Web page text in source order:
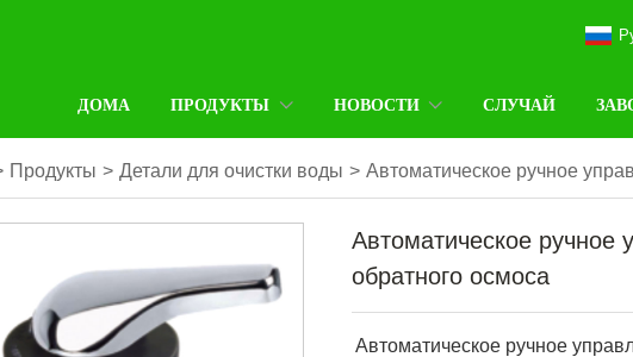
ДОМА ПРОДУКТЫ НОВОСТИ СЛУЧАЙ
Продукты > Детали для очистки воды > Автоматическое ручное
Автоматическое ручное
обратного осмоса
Автоматическое ручное